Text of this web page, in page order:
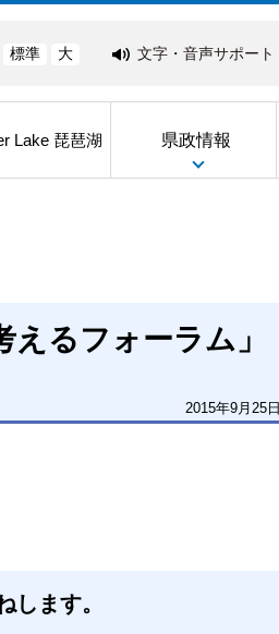
標準 大 文字・音声サポート
Lake 琵琶湖 県政情報
えるフォーラム」
2015年9月25日
します。